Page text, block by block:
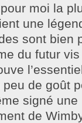
moi la
une
sont bien
du futur
de goût
signé
de